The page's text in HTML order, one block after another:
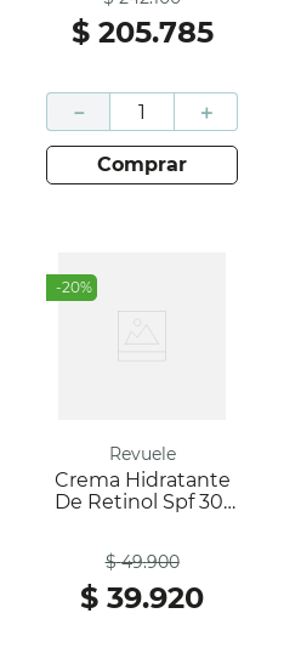
$ 205.785
＋
－
comprar
-20%
Revuele
Crema Hidratante
De Retinol Spf 30-
$ 49.900
$ 39.920